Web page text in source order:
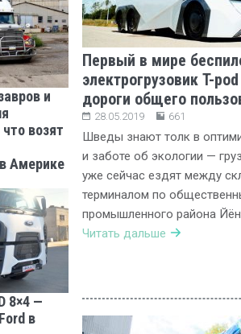
и
возят
Америке
8×4 —
в
Первый в мире
электрогрузовик T-
дороги общего
28.05.2019 661
Шведы знают толк в
и заботе об экологии —
уже сейчас ездят между
терминалом по
промышленного района
Читать дальше